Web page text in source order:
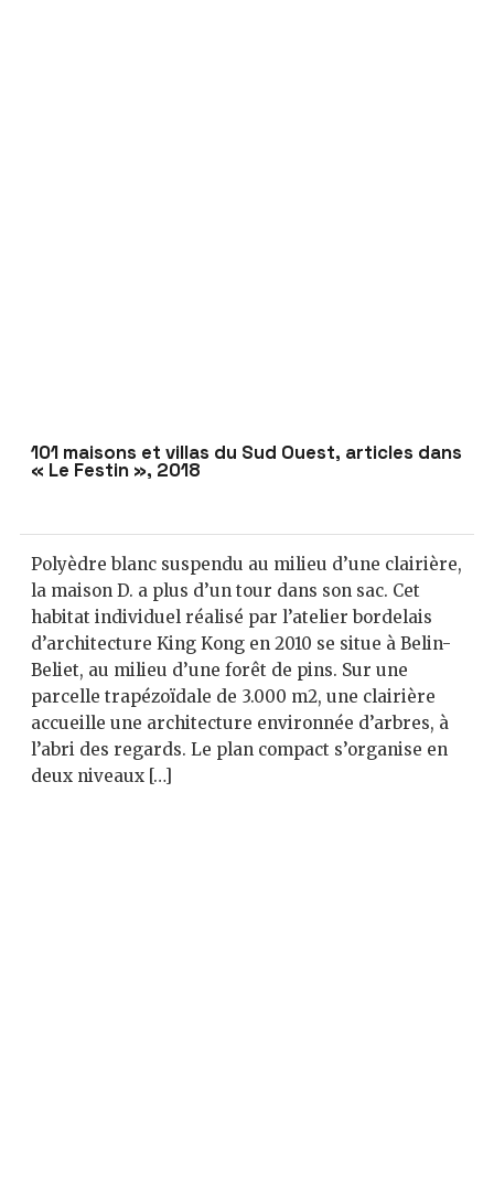
101 maisons et villas du Sud Ouest, articles dans
« Le Festin », 2018
Polyèdre blanc suspendu au milieu d’une clairière,
la maison D. a plus d’un tour dans son sac. Cet
habitat individuel réalisé par l’atelier bordelais
d’architecture King Kong en 2010 se situe à Belin-
Beliet, au milieu d’une forêt de pins. Sur une
parcelle trapézoïdale de 3.000 m2, une clairière
accueille une architecture environnée d’arbres, à
l’abri des regards. Le plan compact s’organise en
deux niveaux […]